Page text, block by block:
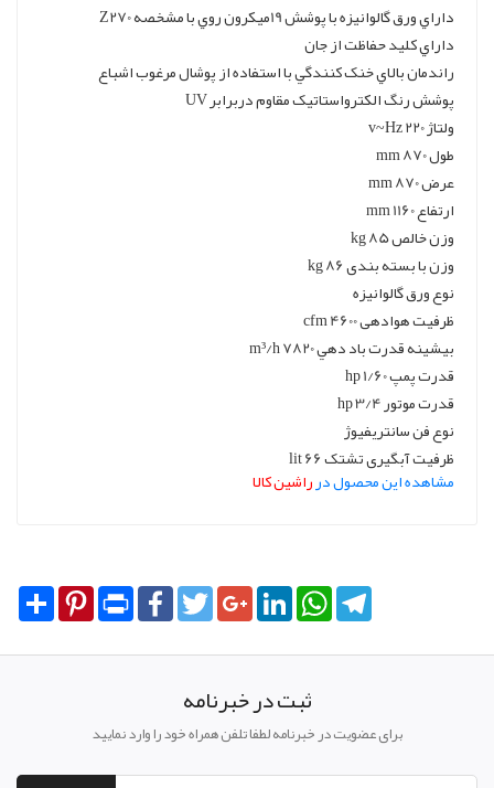
داراي ورق گالوانيزه با پوشش 19ميکرون روي با مشخصه Z270
داراي کليد حفاظت از جان
راندمان بالاي خنک کنندگي با استفاده از پوشال مرغوب اشباع
پوشش رنگ الکترواستاتيک مقاوم دربرابر UV
ولتاژ 220 v~Hz
طول 870 mm
عرض 870 mm
ارتفاع 1160 mm
وزن خالص 85 kg
وزن با بسته بندی 86 kg
نوع ورق گالوانیزه
ظرفیت هوادهی 4600 cfm
بيشينه قدرت باد دهي 7820 m³/h
قدرت پمپ 1/60 hp
قدرت موتور 3/4 hp
نوع فن سانتریفیوژ
ظرفیت آبگیری تشتک 66 lit
مشاهده این محصول درراشین کالا
Share PinterestPrint FacebookTwitterGoogle+LinkedInWhatsApp
ثبت در خبرنامه
برای عضویت در خبرنامه لطفا تلفن همراه خود را وارد نمایید